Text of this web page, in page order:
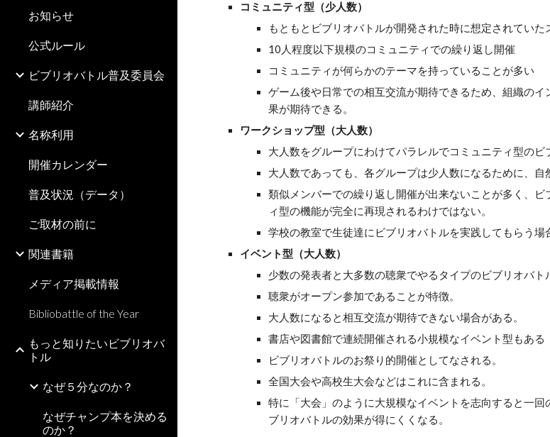
お知らせ
公式ルール
ビブリオバトル普及委員会
講師紹介
名称利用
開催カレンダー
普及状況（データ）
ご取材の前に
関連書籍
メディア掲載情報
Bibliobattle of the Year
もっと知りたいビブリオバ
トル
なぜ５分なのか？
なぜチャンプ本を決める
のか？
コミュニティ型（少人数）
もともとビブリオバトルが開発された時に想定されていた
10人程度以下規模のコミュニティでの繰り返し開催
コミュニティが何らかのテーマを持っていることが多い
ゲーム後や日常での相互交流が期待できるため、組織の
果が期待できる。
ワークショップ型（大人数）
大人数をグループにわけてパラレルでコミュニティ型のビ
大人数であっても、各グループは少人数になるために、自
類似メンバーでの繰り返し開催が出来ないことが多く、
ィ型の機能が完全に再現されるわけではない。
学校の教室で生徒達にビブリオバトルを実践してもらう場
イベント型（大人数）
少数の発表者と大多数の聴衆でやるタイプのビブリオバト
聴衆がオープン参加であることが特徴。
大人数になると相互交流が期待できない場合がある。
書店や図書館で連続開催される小規模なイベント型もある
ビブリオバトルのお祭り的開催としてなされる。
全国大会や高校生大会などはこれに含まれる。
特に「大会」のように大規模なイベントを志向すると一
ブリオバトルの効果が得にくくなる。